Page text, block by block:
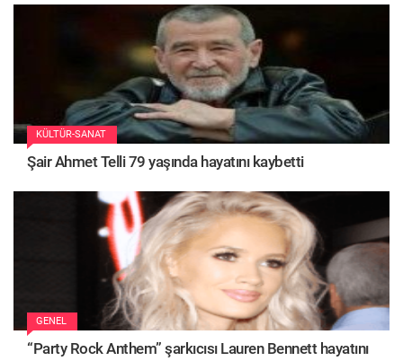
KÜLTÜR-SANAT
Şair Ahmet Telli 79 yaşında hayatını kaybetti
GENEL
“Party Rock Anthem” şarkıcısı Lauren Bennett hayatını